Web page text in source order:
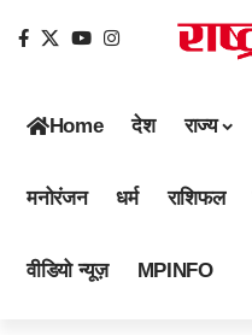
Home देश राज्य
मनोरंजन धर्म राशिफल
वीडियो न्यूज़ MPINFO